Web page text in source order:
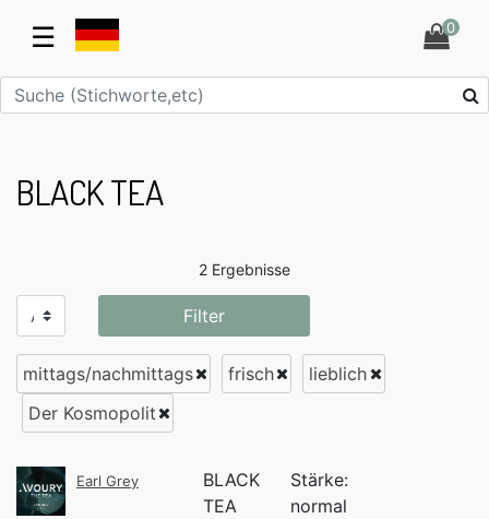
☰ 0
BLACK TEA
2 Ergebnisse
Filter
mittags/nachmittags frisch
lieblich
Der Kosmopolit
Earl Grey
BLACK
TEA
Stärke:
normal